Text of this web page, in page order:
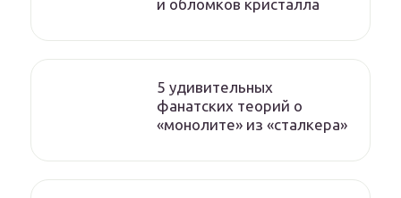
и обломков кристалла
5 удивительных
фанатских теорий о
«монолите» из «сталкера»